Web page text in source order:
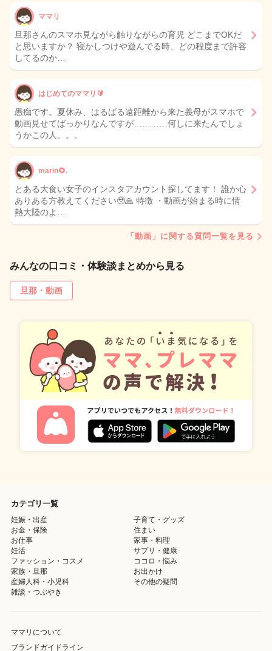
ママリ
旦那さんのスマホ見ながら触りながらの育児 どこまでOKだ
と思いますか？ 寝かしつけや遊んでる時、どの程度まで許容
してるのか…
はじめてのママリ🔰
愚痴です。夏休み、はるばる遠距離から来た義母がスマホで
動画見せてばっかりなんですが…………何しに来たんでしょ
うかこの人。。。
marin🌻.
とある大食い女子のインスタアカウント探してます！ 誰か心
ありある方教えてください🥹🙏 特徴 ・動画が始まる時に情
熱大陸のよ…
「動画」に関する質問一覧を見る
みんなの口コミ・体験談まとめから見る
旦那・動画
カテゴリ一覧
妊娠・出産
子育て・グッズ
お金・保険
住まい
お仕事
家事・料理
妊活
サプリ・健康
ファッション・コスメ
ココロ・悩み
家族・旦那
お出かけ
産婦人科・小児科
その他の疑問
雑談・つぶやき
ママリについて
ブランドガイドライン